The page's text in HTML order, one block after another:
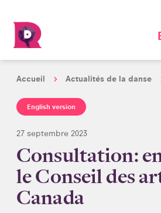
Accueil Actualités de la danse
English version
27 septembre 2023
Consultation:
le Conseil des
Canada